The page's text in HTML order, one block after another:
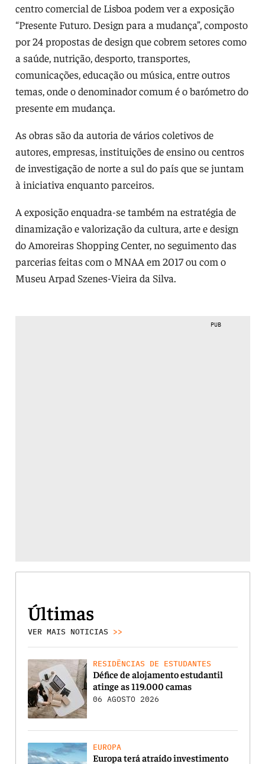
centro comercial de Lisboa podem ver a exposição
“Presente Futuro. Design para a mudança”, composto
por 24 propostas de design que cobrem setores como
a saúde, nutrição, desporto, transportes,
comunicações, educação ou música, entre outros
temas, onde o denominador comum é o barómetro do
presente em mudança.
As obras são da autoria de vários coletivos de
autores, empresas, instituições de ensino ou centros
de investigação de norte a sul do país que se juntam
à iniciativa enquanto parceiros.
A exposição enquadra-se também na estratégia de
dinamização e valorização da cultura, arte e design
do Amoreiras Shopping Center, no seguimento das
parcerias feitas com o MNAA em 2017 ou com o
Museu Arpad Szenes-Vieira da Silva.
PUB
Últimas
VER MAIS NOTICIAS >>
RESIDÊNCIAS DE ESTUDANTES
Défice de alojamento estudantil
atinge as 119.000 camas
06 AGOSTO 2026
EUROPA
Europa terá atraído investimento